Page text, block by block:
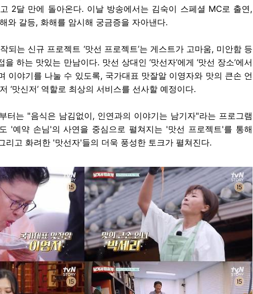
2달 만에 돌아온다. 이날 방송에서는 김숙이 스페셜 MC로 출연,
와 갈등, 화해를 암시해 궁금증을 자아낸다.
되는 신규 프로젝트 ‘맛선 프로젝트’는 게스트가 고마움, 미안함 등
하는 맛있는 만남이다. 맛선 상대인 ‘맛선자’에게 ‘맛선 장소’에서
이야기를 나눌 수 있도록, 국가대표 맛잘알 이영자와 맛의 큰손 언
‘맛신저’ 역할로 최상의 서비스를 선사할 예정이다.
터는 "음식은 남김없이, 인연과의 이야기는 남기자"라는 프로그램
'예약 손님'의 사연을 중심으로 펼쳐지는 '맛선 프로젝트'를 통해
리고 화려한 '맛선자'들의 더욱 풍성한 토크가 펼쳐진다.